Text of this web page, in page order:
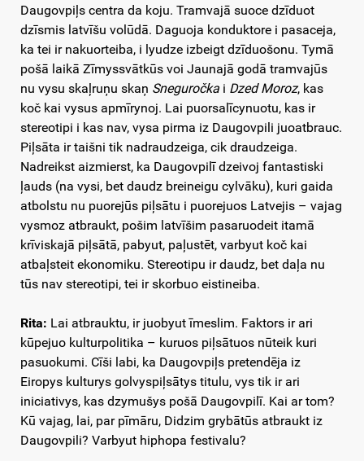
Daugovpiļs centra da koju. Tramvajā suoce dzīduot
dzīsmis latvīšu volūdā. Daguoja konduktore i pasaceja,
ka tei ir nakuorteiba, i lyudze izbeigt dzīduošonu. Tymā
pošā laikā Zīmyssvātkūs voi Jaunajā godā tramvajūs
nu vysu skaļruņu skaņ Sneguročka i Dzed Moroz, kas
koč kai vysus apmīrynoj. Lai puorsalīcynuotu, kas ir
stereotipi i kas nav, vysa pirma iz Daugovpili juoatbrauc.
Piļsāta ir taišni tik nadraudzeiga, cik draudzeiga.
Nadreikst aizmierst, ka Daugovpilī dzeivoj fantastiski
ļauds (na vysi, bet daudz breineigu cylvāku), kuri gaida
atbolstu nu puorejūs piļsātu i puorejuos Latvejis – vajag
vysmoz atbraukt, pošim latvīšim pasaruodeit itamā
krīviskajā piļsātā, pabyut, paļustēt, varbyut koč kai
atbaļsteit ekonomiku. Stereotipu ir daudz, bet daļa nu
tūs nav stereotipi, tei ir skorbuo eistineiba.
Rita: Lai atbrauktu, ir juobyut īmeslim. Faktors ir ari
kūpejuo kulturpolitika – kuruos piļsātuos nūteik kuri
pasuokumi. Cīši labi, ka Daugovpiļs pretendēja iz
Eiropys kulturys golvyspiļsātys titulu, vys tik ir ari
iniciativys, kas dzymušys pošā Daugovpilī. Kai ar tom?
Kū vajag, lai, par pīmāru, Didzim grybātūs atbraukt iz
Daugovpili? Varbyut hiphopa festivalu?